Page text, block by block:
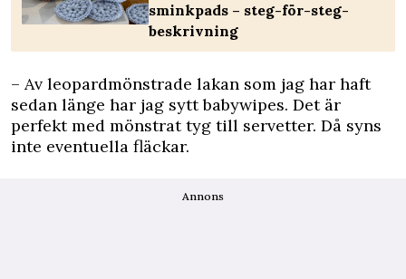
sminkpads – steg-för-steg-
beskrivning
– Av leopardmönstrade lakan som jag har haft
sedan länge har jag sytt babywipes. Det är
perfekt med mönstrat tyg till servetter. Då syns
inte eventuella fläckar.
Annons